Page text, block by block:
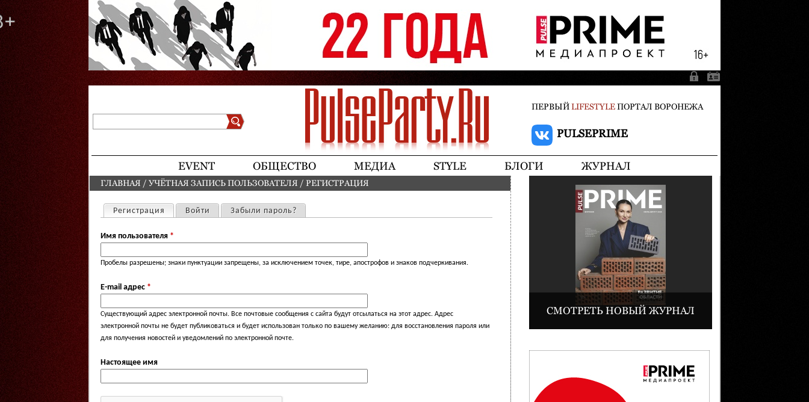
ПЕРВЫЙLIFESTYLEПОРТАЛ ВОРОНЕЖА
PULSEPRIME
EVENT ОБЩЕСТВО МЕДИА STYLE БЛОГИ ЖУРНАЛ
ВЫ ЗДЕСЬ
ГЛАВНАЯ / УЧЁТНАЯ ЗАПИСЬ ПОЛЬЗОВАТЕЛЯ / РЕГИСТРАЦИЯ
Главные вкладки
Регистрация (активная вкладка)
Войти Забыли пароль?
Имя пользователя *
Пробелы разрешены; знаки пунктуации запрещены, за исключением точек, тире, апострофов и знаков подчеркивания.
E-mail адрес *
Существующий адрес электронной почты. Все почтовые сообщения с сайта будут отсылаться на этот адрес. Адрес
электронной почты не будет публиковаться и будет использован только по вашему желанию: для восстановления пароля или
для получения новостей и уведомлений по электронной почте.
Настоящее имя
СМОТРЕТЬ НОВЫЙ ЖУРНАЛ